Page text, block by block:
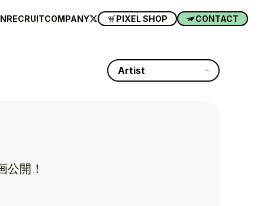
RECRUITCOMPANY PIXEL SHOP CONTACT
Artist
公開！